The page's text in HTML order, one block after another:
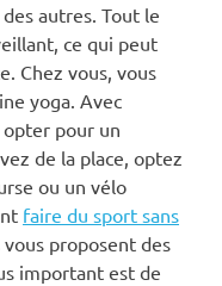
autres. Tout le
ce qui peut
Chez vous, vous
yoga. Avec
pour un
de la place, optez
ou un vélo
faire du sport sans
proposent des
important est de